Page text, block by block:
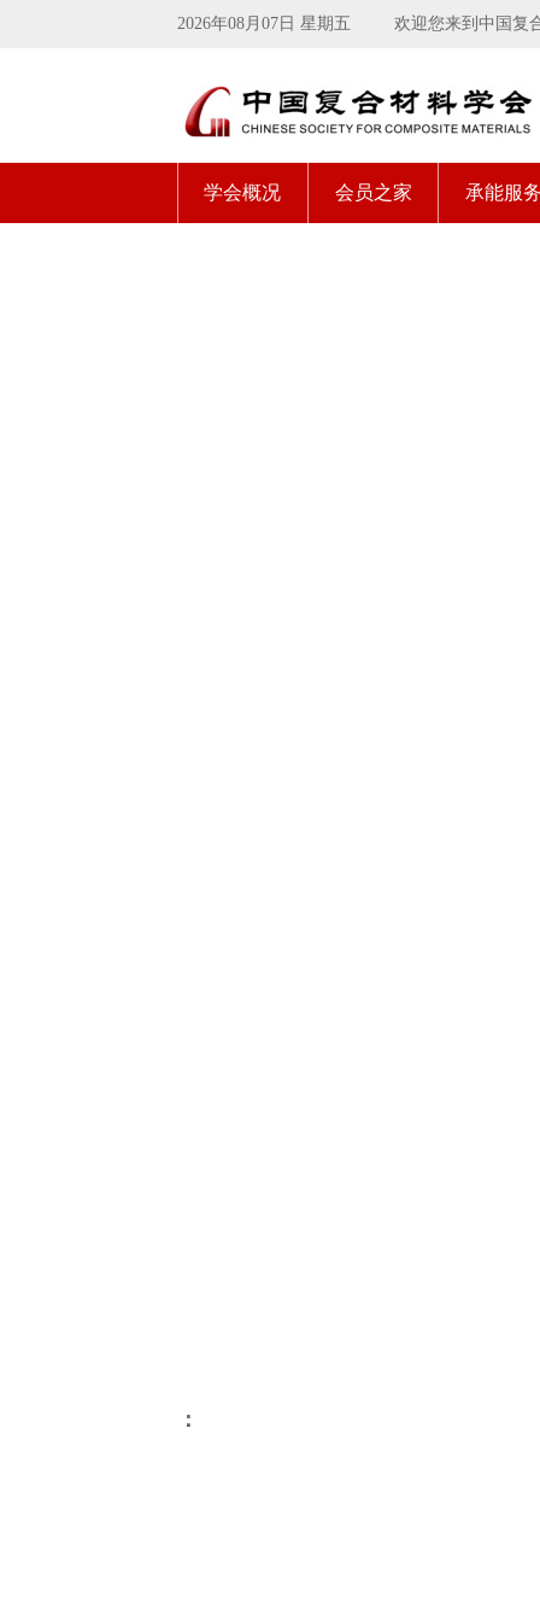
2026年08月07日 星期五 欢迎您来到中国复
学会概况 会员之家 承能服
：